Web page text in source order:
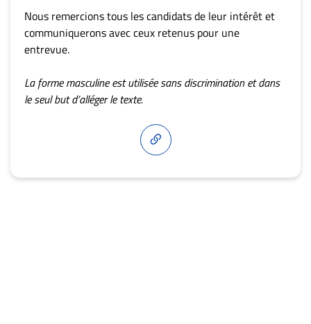
Nous remercions tous les candidats de leur intérêt et
communiquerons avec ceux retenus pour une
entrevue.
La forme masculine est utilisée sans discrimination et dans
le seul but d’alléger le texte.